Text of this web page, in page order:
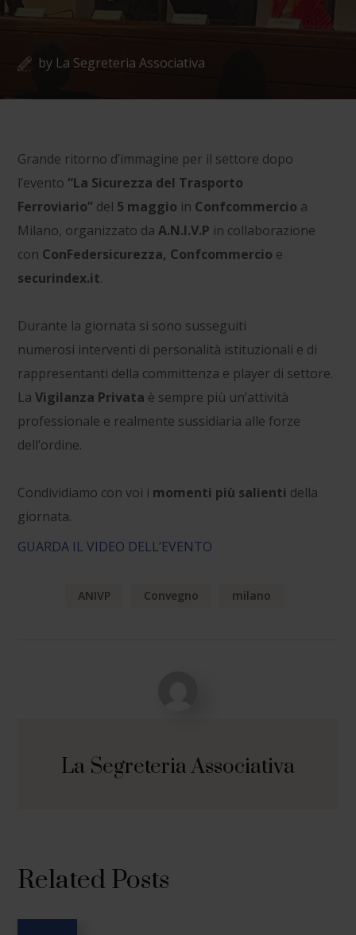
by La Segreteria Associativa
Grande ritorno d’immagine per il settore dopo
l’evento “La Sicurezza del Trasporto
Ferroviario” del 5 maggio in Confcommercio a
Milano, organizzato da A.N.I.V.P in collaborazione
con ConFedersicurezza, Confcommercio e
securindex.it.
Durante la giornata si sono susseguiti
numerosi interventi di personalità istituzionali e di
rappresentanti della committenza e player di settore.
LaVigilanza Privata è sempre più un’attività
professionale e realmente sussidiaria alle forze
dell’ordine.
Condividiamo con voi i momenti più salienti della
giornata.
GUARDA IL VIDEO DELL’EVENTO
ANIVP Convegno milano
La Segreteria Associativa
Related Posts